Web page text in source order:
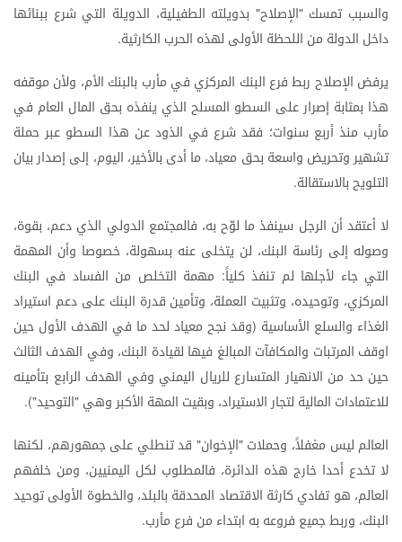
والسبب تمسك "الإصلاح" بدويلته الطفيلية، الدويلة التي شرع ببنائها
داخل الدولة من اللحظة الأولى لهذه الحرب الكارثية.
يرفض الإصلاح ربطفرع البنك المركزي في مأرب بالبنك الأم، ولأن موقفه
هذا بمثابة إصرارعلى السطو المسلح الذي ينفذه بحق المال العام في
مأرب منذ أربع سنوات؛ فقد شرع في الذود عن هذا السطو عبر حملة
تشهيروتحريض واسعة بحق معياد، ماأدى بالأخير، اليوم، إلى إصداربيان
التلويحبالاستقالة.
لاأعتقدأن الرجل سينفذ ما لوّح به، فالمجتمع الدولي الذي دعم، بقوة،
وصوله إلى رئاسة البنك، لن يتخلى عنه بسهولة، خصوصا وأن المهمة
التي جاء لأجلها لم تنفذ كلياً: مهمة التخلص من الفساد في البنك
المركزي، وتوحيده، وتثبيت العملة، وتأمين قدرة البنك على دعم استيراد
الغذاء والسلع الأساسية (وقد نجح معياد لحد ما في الهدف الأول حين
اوقف المرتبات والمكافآت المبالغ فيها لقيادة البنك، وفي الهدف الثالث
حين حد من الانهيار المتسارع للريال اليمني وفي الهدف الرابع بتأمينه
للاعتمادات المالية لتجارالاستيراد، وبقيت المهة الأكبروهي "التوحيد").
العالم ليس مغفلاً، وحملات "الإخوان" قدتنطلي على جمهورهم، لكنها
لا تخدع أحدا خارج هذه الدائرة، فالمطلوب لكل اليمنيين، ومن خلفهم
العالم، هو تفادي كارثة الاقتصاد المحدقة بالبلد، والخطوة الأولىتوحيد
البنك، وربطجميع فروعه به ابتداء من فرع مأرب.